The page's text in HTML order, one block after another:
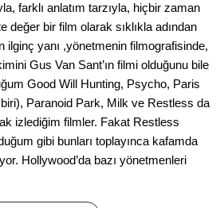
farklı anlatım tarzıyla, hiçbir zaman
değer bir film olarak sıklıkla adından
ilginç yanı ,yönetmenin filmografisinde,
Gus Van Sant’ın filmi olduğunu bile
Good Will Hunting, Psycho, Paris
biri), Paranoid Park, Milk ve Restless da
izlediğim filmler. Fakat Restless
gibi bunları toplayınca kafamda
Hollywood’da bazı yönetmenleri